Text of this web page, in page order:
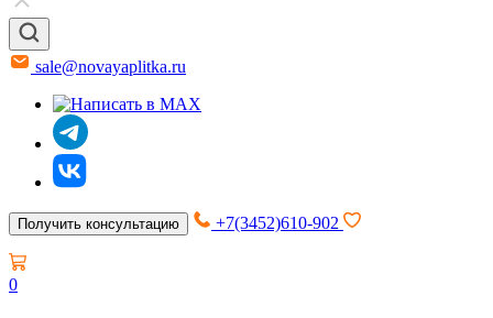
sale@novayaplitka.ru
Получить консультацию +7(3452)610-902
0